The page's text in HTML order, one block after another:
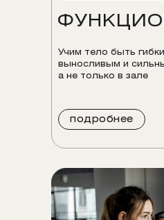
подробнее
Учим тело быть
выносливым и
а не только в зале